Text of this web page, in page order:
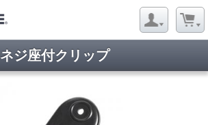
ネジ座付クリップ